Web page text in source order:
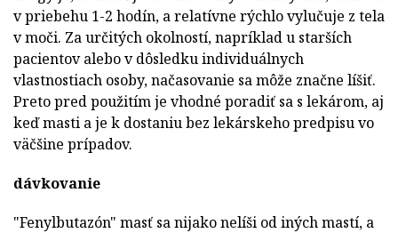
v priebehu 1-2 hodín, a relatívne rýchlo vylučuje z tela
v moči. Za určitých okolností, napríklad u starších
pacientov alebo v dôsledku individuálnych
vlastnostiach osoby, načasovanie sa môže značne líšiť.
Preto pred použitím je vhodné poradiť sa s lekárom, aj
keď masti a je k dostaniu bez lekárskeho predpisu vo
väčšine prípadov.
dávkovanie
"Fenylbutazón" masť sa nijako nelíši od iných mastí, a